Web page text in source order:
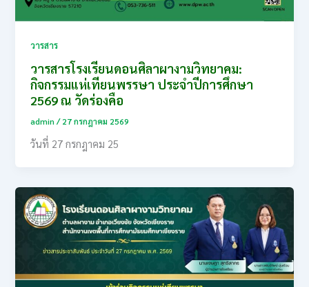
วารสาร
วารสารโรงเรียนดอนศิลาผางามวิทยาคม:
กิจกรรมแห่เทียนพรรษา ประจำปีการศึกษา
2569 ณ วัดร่องคือ
admin/27 กรกฎาคม 2569
วันที่ 27 กรกฎาคม 25